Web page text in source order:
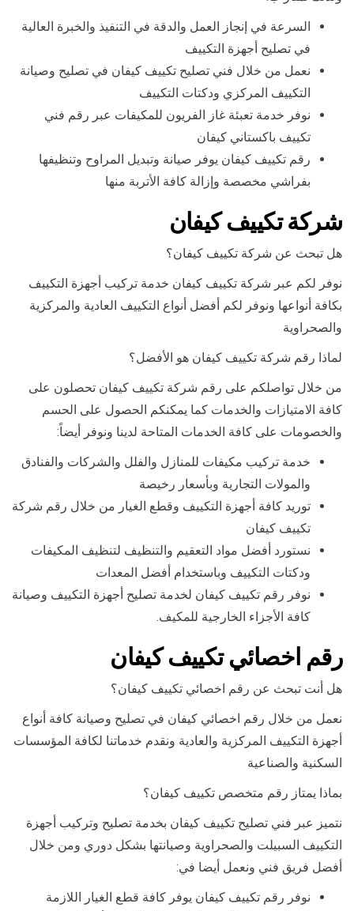
السرعة في إنجاز العمل والدقة في التنفيذ والخبرة العالية
في تصليح أجهزة التكييف
نعمل من خلال فني تصليح تكييف كيفان في تصليح وصيانة
التكييف المركزي ودكتات التكييف
نوفر خدمة تعبئة غاز الفريون للمكيفات عبر رقم فني
تكييف باكستاني كيفان
رقم تكييف كيفان يوفر صيانة وتبديل المراوح وتنظيفها
بفراشي مخصصة وإزالة كافة الأتربة منها
شركة تكييف كيفان
هل تبحث عن شركة تكييف كيفان؟
نوفر لكم عبر شركة تكييف كيفان خدمة تركيب أجهزة التكييف
بكافة أنواعها ونوفر لكم أفضل أنواع التكييف العادية والمركزية
والصحراوية
لماذا رقم شركة تكييف كيفان هو الأفضل؟
من خلال تواصلكم على رقم شركة تكييف كيفان تحصلون على
كافة الامتيازات والخدمات كما يمكنكم الحصول على الحسم
والخصومات على كافة الخدمات المتاحة لدينا ونوفر أيضاً:
خدمة تركيب مكيفات للمنازل والفلل والشركات والفنادق
والمولات التجارية وبأسعار رخيصة
توريد كافة أجهزة التكييف وقطع الغيار من خلال رقم شركة
تكييف كيفان
نستورد أفضل مواد التعقيم والتنظيف لتنظيف المكيفات
ودكتات التكييف وباستخدام أفضل المعدات
نوفر رقم تكييف كيفان لخدمة تصليح أجهزة التكييف وصيانة
كافة الأجزاء الخارجية للمكيف.
رقم اخصائي تكييف كيفان
هل أنت تبحث عن رقم اخصائي تكييف كيفان؟
نعمل من خلال رقم اخصائي كيفان في تصليح وصيانة كافة أنواع
أجهزة التكييف المركزية والعادية ونقدم خدماتنا لكافة المؤسسات
السكنية والصناعية
بماذا يمتاز رقم متخصص تكييف كيفان؟
نتميز عبر فني تصليح تكييف كيفان بخدمة تصليح وتركيب أجهزة
التكييف السبيلت والصحراوية وصيانتها بشكل دوري ومن خلال
أفضل فريق فني ونعمل أيضا في:
نوفر رقم تكييف كيفان يوفر كافة قطع الغيار اللازمة